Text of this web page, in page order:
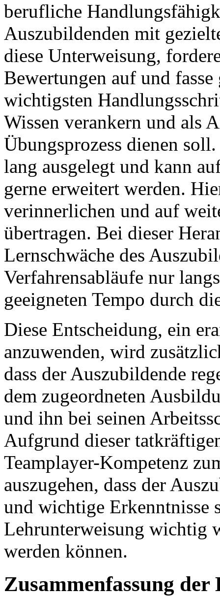
berufliche
Auszubildenden mit
diese Unterweisung,
Bewertungen auf und
wichtigsten
Wissen verankern und als
Übungsprozess dienen
lang ausgelegt und kann
gerne erweitert werden.
verinnerlichen und auf
übertragen. Bei dieser
Lernschwäche des
Verfahrensabläufe nur
geeigneten Tempo durch
Diese Entscheidung, ein
anzuwenden, wird
dass der Auszubildende
dem zugeordneten
und ihn bei seinen
Aufgrund dieser
Teamplayer-Kompetenz
auszugehen, dass der
und wichtige Erkenntnisse
Lehrunterweisung wichtig
werden können.
Zusammenfassung der